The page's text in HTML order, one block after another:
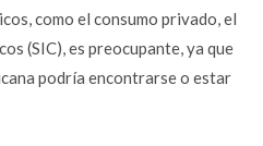
como el consumo privado, el
(SIC), es preocupante, ya que
podría encontrarse o estar